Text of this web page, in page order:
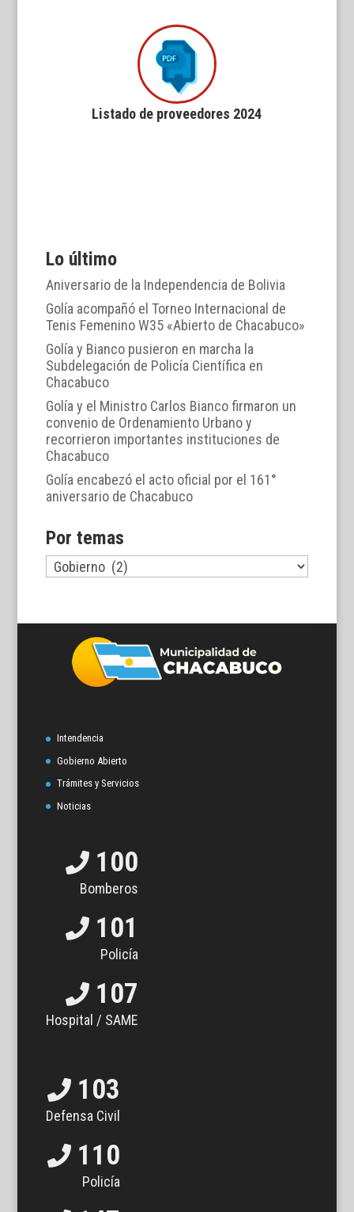
Listado de proveedores 2024
Lo último
Aniversario de la Independencia de Bolivia
Golía acompañó el Torneo Internacional de
Tenis Femenino W35 «Abierto de Chacabuco»
Golía y Bianco pusieron en marcha la
Subdelegación de Policía Científica en
Chacabuco
Golía y el Ministro Carlos Bianco firmaron un
convenio de Ordenamiento Urbano y
recorrieron importantes instituciones de
Chacabuco
Golía encabezó el acto oficial por el 161°
aniversario de Chacabuco
Por temas
Por
temas
Intendencia
Gobierno Abierto
Trámites y Servicios
Noticias
100
Bomberos
101
Policía
107
Hospital / SAME
103
Defensa Civil
110
Policía